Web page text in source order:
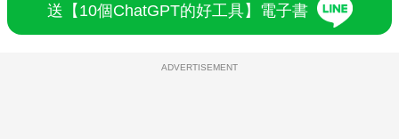
送【10個ChatGPT的好工具】電子書
ADVERTISEMENT